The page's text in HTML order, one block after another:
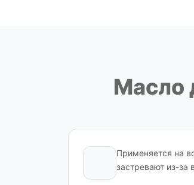
Масло
Применяется на
застревают из-за